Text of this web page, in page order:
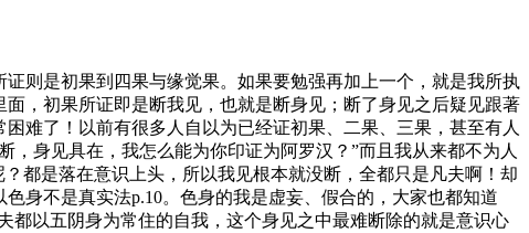
是初果到四果与缘觉果。如果要勉强再加上一个，就是我所执
，初果所证即是断我见，也就是断身见；断了身见之后疑见跟著
难了！以前有很多人自以为已经证初果、二果、三果，甚至有人
身见具在，我怎么能为你印证为阿罗汉？”而且我从来都不为人
都是落在意识上头，所以我见根本就没断，全都只是凡夫啊！却
身不是真实法p.10。色身的我是虚妄、假合的，大家也都知道
以五阴身为常住的自我，这个身见之中最难断除的就是意识心